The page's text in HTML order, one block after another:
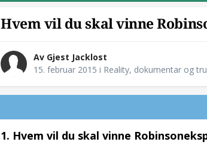
Hvem vil du skal vinne
Av Gjest Jacklost
15. februar 2015 i Reality, dokumentar og
1. Hvem vil du skal vinne